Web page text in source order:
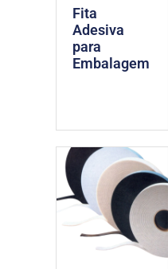
Fita
Adesiva
para
Embalagem